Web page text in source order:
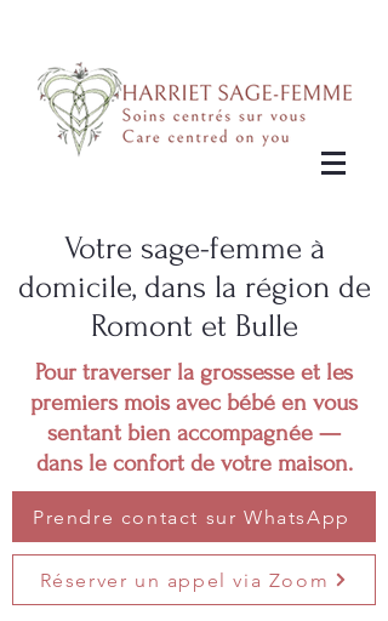
Votre sage-femme à
domicile, dans la région de
Romont et Bulle
Pour traverser la grossesse et les
premiers mois avec bébé en vous
sentant bien accompagnée —
dans le confort de votre maison.
Prendre contact sur WhatsApp
Réserver un appel via Zoom